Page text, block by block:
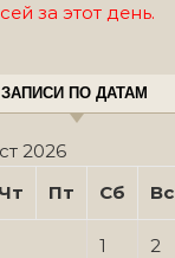
за этот день.
ЗАПИСИ ПО ДАТАМ
2026
Чт Пт Сб Вс
1 2